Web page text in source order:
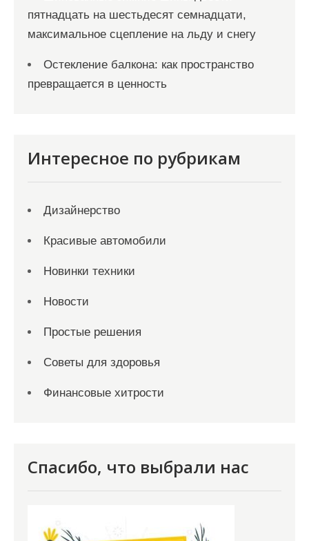
пятнадцать на шестьдесят семнадцати,
максимальное сцепление на льду и снегу
Остекление балкона: как пространство
превращается в ценность
Интересное по рубрикам
Дизайнерство
Красивые автомобили
Новинки техники
Новости
Простые решения
Советы для здоровья
Финансовые хитрости
Спасибо, что выбрали нас